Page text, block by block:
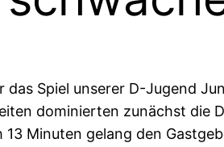
Spiel unserer D-Jugend
dominierten zunächst die
Minuten gelang den